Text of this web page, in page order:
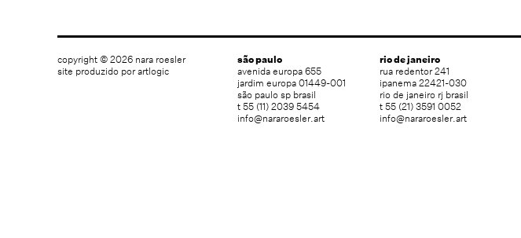
rio de janeiro
rua redentor 241
ipanema 22421-030
rio de janeiro rj brasil
t 55 (21) 3591 0052
info@nararoesler.art
são paulo
avenida europa 655
jardim europa 01449-001
são paulo sp brasil
t 55 (11) 2039 5454
info@nararoesler.art
copyright © 2026 nara roesler
site produzido por artlogic